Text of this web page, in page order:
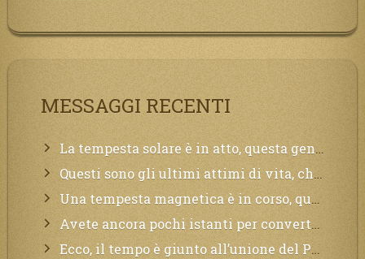
MESSAGGI RECENTI
La tempesta solare è in atto, questa generazione soffrirà molto, la Terra arderà, l’acqua sarà contaminata, il cibo non sarà più nelle vostre mense.
Questi sono gli ultimi attimi di vita, chi si vuole salvare Mi chiami in suo aiuto.
Una tempesta magnetica è in corso, questa generazione patirà. Il black out non tarderà ad arrivare e tutta la Terra sarà oscurata.
Avete ancora pochi istanti per convertirvi, non perdete tempo, la sciagura arriverà all’improvviso e per chi non si sarà preparato saranno dolori.
Ecco, il tempo è giunto all’unione del Padre con il figlio, non avete che da attendere pochissimo.